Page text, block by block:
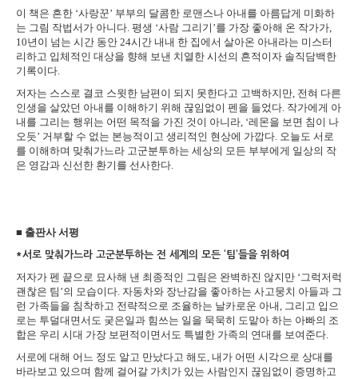
이 책은 흔한 ‘사랑꾼’ 부부의 달콤한 로맨스나 아내를 아름답게 미화하
는 그림 작법서가 아니다. 평생 ‘사람 그리기’를 가장 좋아해 온 작가가,
10년이 넘는 시간 동안 24시간 내내 한 집에서 살아온 아내라는 미스터
리하고 입체적인 대상을 향해 보낸 치열한 시선의 흔적이자 솔직담백한
기록이다.
저자는 스스로 결코 스윗한 남편이 되지 못한다고 고백하지만, 전혀 다른
인생을 살았던 아내를 이해하기 위해 끊임없이 펜을 들었다. 작가에게 아
내를 그리는 행위는 어떤 목적을 가진 것이 아니라, ‘레몬을 보면 침이 나
오듯’ 거부할 수 없는 본능적이고 생리적인 현상에 가깝다. 오늘도 서로
를 이해하며 맞춰가느라 고군분투하는 세상의 모든 부부에게 일상의 작
은 영감과 신선한 환기를 선사한다.
■ 출판사 서평
*서로 맞춰가느라 고군분투하는 전 세계의 모든 ‘팀’들을 위하여
저자가 펜 끝으로 묘사해 낸 최종적인 그림은 완벽하진 않지만 ‘그럭저럭
괜찮은 팀’의 모습이다. 자동차와 장난감을 좋아하는 사고뭉치 아들과 그
런 가족들을 침착하고 전략적으로 조율하는 날카로운 아내, 그리고 입으
로는 투덜대면서도 궂은일과 힘쓰는 일을 묵묵히 도맡아 하는 아빠의 조
합은 우리 시대 가장 보편적이면서도 특별한 가족의 연대를 보여준다.
서로에 대해 어느 정도 알고 만났다고 해도, 내가 어떤 시각으로 상대를
바라보고 있으며 함께 걸어갈 가치가 있는 사람인지 끊임없이 증명하고